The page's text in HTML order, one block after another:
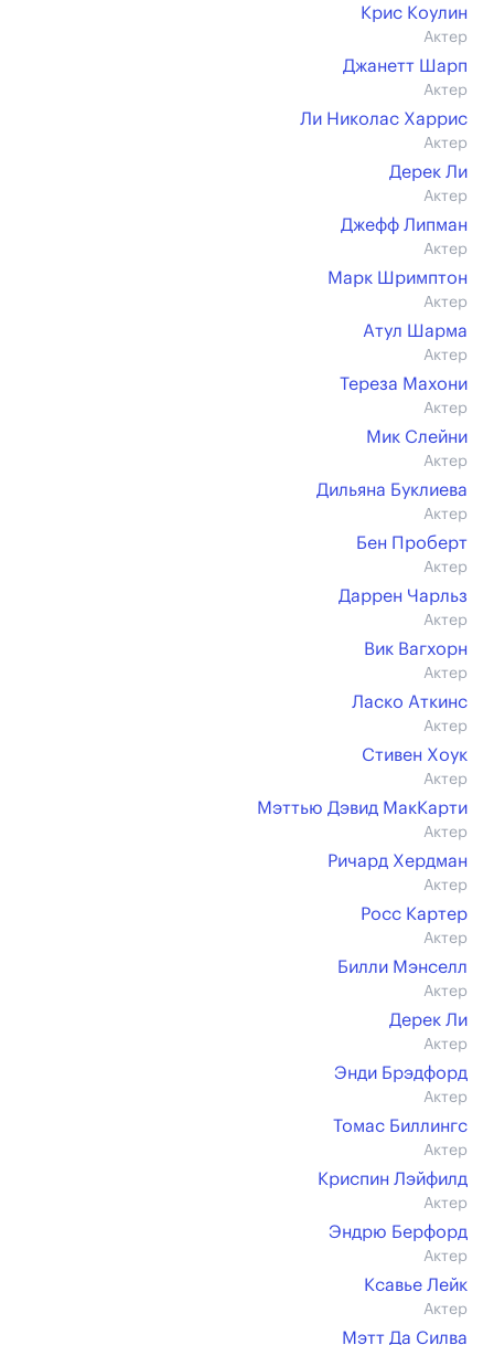
Крис Коулин
Актер
Джанетт Шарп
Актер
Ли Николас Харрис
Актер
Дерек Ли
Актер
Джефф Липман
Актер
Марк Шримптон
Актер
Атул Шарма
Актер
Тереза Махони
Актер
Мик Слейни
Актер
Дильяна Буклиева
Актер
Бен Проберт
Актер
Даррен Чарльз
Актер
Вик Вагхорн
Актер
Ласко Аткинс
Актер
Стивен Хоук
Актер
Мэттью Дэвид МакКарти
Актер
Ричард Хердман
Актер
Росс Картер
Актер
Билли Мэнселл
Актер
Дерек Ли
Актер
Энди Брэдфорд
Актер
Томас Биллингс
Актер
Криспин Лэйфилд
Актер
Эндрю Берфорд
Актер
Ксавье Лейк
Актер
Мэтт Да Силва